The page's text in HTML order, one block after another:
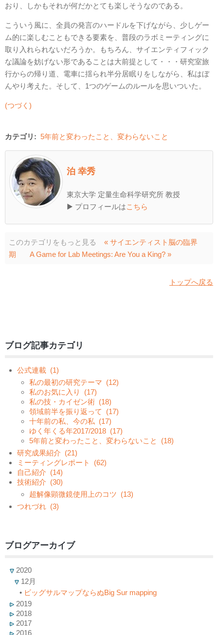
おり、しかもそれが何だかとても楽しそうなのである。
こういう風に、全員の発言のハードルを下げながら、少しゲー
ム的に楽しむこともできる要素を、普段のラボミーティングに
取り入れられないだろうか。もちろん、サイエンティフィック
な議論を妨げない形であることは大前提として・・・研究室旅
行からの帰り道、電車に揺られ半分居眠りをしながら、私はぼ
んやり考えた。そして、1つのゲームのルールを思いついた。
(つづく)
カテゴリ: 5年前と変わったこと、変わらないこと
泊 幸秀
東京大学 定量生命科学研究所 教授
▶ プロフィールはこちら
このカテゴリをもっと見る
« サイエンティスト脳の臨界
期
A Game for Lab Meetings: Are You a King? »
トップへ戻る
ブログ記事カテゴリ
公式連載 (1)
私の最初の研究テーマ (12)
私のお気に入り
(17)
私の技・カイゼン術 (18)
領域前半を振り返って
(17)
十年前の私、今の私 (17)
ゆく年くる年2017/2018 (17)
5年前と変わったこと、変わらないこと
(18)
研究成果紹介 (21)
ミーティングレポート
(62)
自己紹介 (14)
技術紹介 (30)
超解像顕微鏡使用上のコツ (13)
つれづれ (3)
ブログアーカイブ
2020
12月
• ビッグサルマップならぬBig Sur mapping
2019
2018
2017
2016